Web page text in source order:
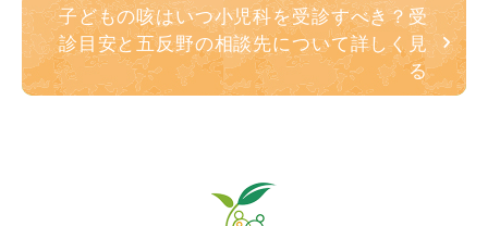
子どもの咳はいつ小児科を受診すべき？受
診目安と五反野の相談先について詳しく見
る